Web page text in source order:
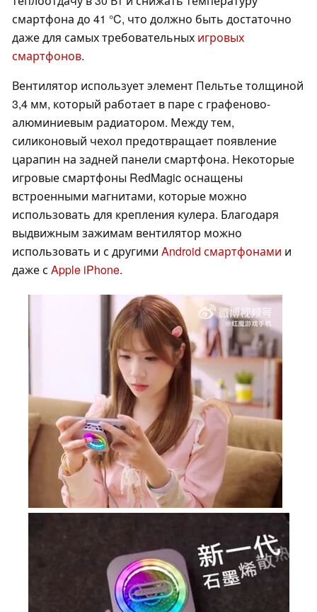
смартфона до 41 °C, что должно быть достаточно
даже для самых требовательных игровых
смартфонов.
Вентилятор использует элемент Пельтье толщиной
3,4 мм, который работает в паре с графеново-
алюминиевым радиатором. Между тем,
силиконовый чехол предотвращает появление
царапин на задней панели смартфона. Некоторые
игровые смартфоны RedMagic оснащены
встроенными магнитами, которые можно
использовать для крепления кулера. Благодаря
выдвижным зажимам вентилятор можно
использовать и с другими Android смартфонами и
даже с Apple iPhone.